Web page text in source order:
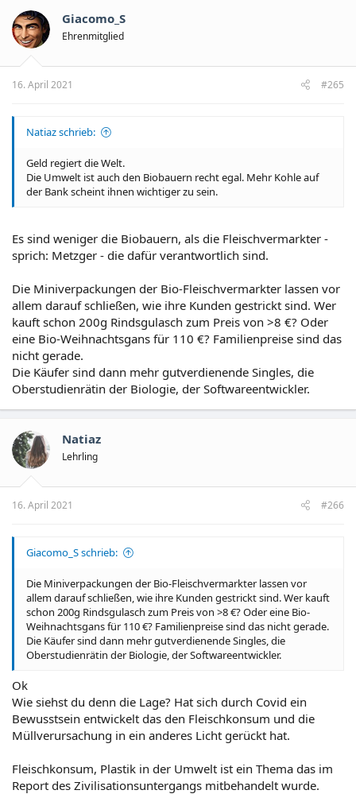
Giacomo_S
Ehrenmitglied
16. April 2021 #265
Natiaz schrieb:
Geld regiert die Welt.
Die Umwelt ist auch den Biobauern recht egal. Mehr Kohle auf
der Bank scheint ihnen wichtiger zu sein.
Es sind weniger die Biobauern, als die Fleischvermarkter -
sprich: Metzger - die dafür verantwortlich sind.
Die Miniverpackungen der Bio-Fleischvermarkter lassen vor
allem darauf schließen, wie ihre Kunden gestrickt sind. Wer
kauft schon 200g Rindsgulasch zum Preis von >8 €? Oder
eine Bio-Weihnachtsgans für 110 €? Familienpreise sind das
nicht gerade.
Die Käufer sind dann mehr gutverdienende Singles, die
Oberstudienrätin der Biologie, der Softwareentwickler.
Natiaz
Lehrling
16. April 2021 #266
Giacomo_S schrieb:
Die Miniverpackungen der Bio-Fleischvermarkter lassen vor
allem darauf schließen, wie ihre Kunden gestrickt sind. Wer kauft
schon 200g Rindsgulasch zum Preis von >8 €? Oder eine Bio-
Weihnachtsgans für 110 €? Familienpreise sind das nicht gerade.
Die Käufer sind dann mehr gutverdienende Singles, die
Oberstudienrätin der Biologie, der Softwareentwickler.
Ok
Wie siehst du denn die Lage? Hat sich durch Covid ein
Bewusstsein entwickelt das den Fleischkonsum und die
Müllverursachung in ein anderes Licht gerückt hat.
Fleischkonsum, Plastik in der Umwelt ist ein Thema das im
Report des Zivilisationsuntergangs mitbehandelt wurde.